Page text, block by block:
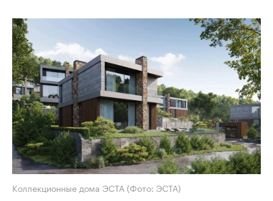
Коллекционные дома ЭСТА (Фото: ЭСТА)